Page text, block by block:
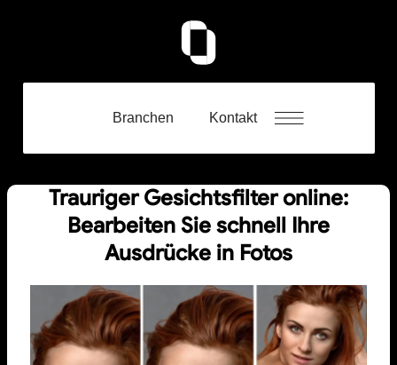
Branchen Kontakt
Trauriger Gesichtsfilter online:
Bearbeiten Sie schnell Ihre
Ausdrücke in Fotos